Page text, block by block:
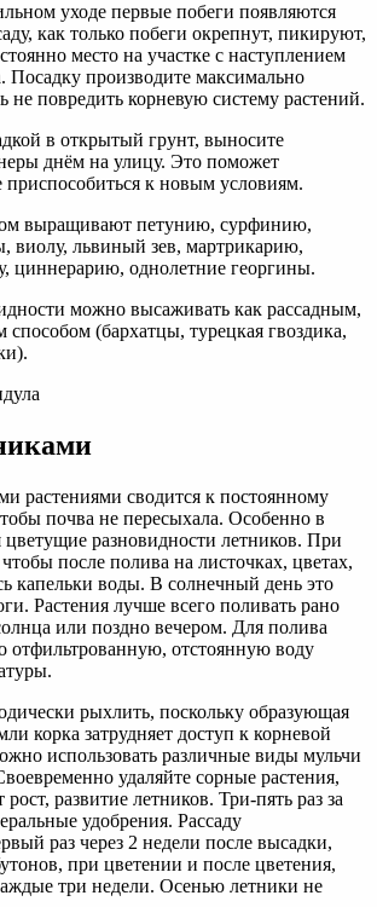
уходе первые побеги появляются
как только побеги окрепнут, пикируют,
место на участке с наступлением
Посадку производите максимально
не повредить корневую систему растений.
в открытый грунт, выносите
днём на улицу. Это поможет
приспособиться к новым условиям.
выращивают петунию, сурфинию,
виолу, львиный зев, мартрикарию,
циннерарию, однолетние георгины.
можно высаживать как рассадным,
способом (бархатцы, турецкая гвоздика,
растениями сводится к постоянному
почва не пересыхала. Особенно в
разновидности летников. При
после полива на листочках, цветах,
капельки воды. В солнечный день это
Растения лучше всего поливать рано
или поздно вечером. Для полива
отфильтрованную, отстоянную воду
рыхлить, поскольку образующая
корка затрудняет доступ к корневой
использовать различные виды мульчи
удаляйте сорные растения,
развитие летников. Три-пять раз за
удобрения. Рассаду
раз через 2 недели после высадки,
при цветении и после цветения,
три недели. Осенью летники не